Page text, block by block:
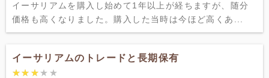
イーサリアムを購入し始めて1年以上が経ちますが、随分
価格も高くなりました。購入した当時は今ほど高くあ...
イーサリアムのトレードと長期保有
★★★★★
★★★★★